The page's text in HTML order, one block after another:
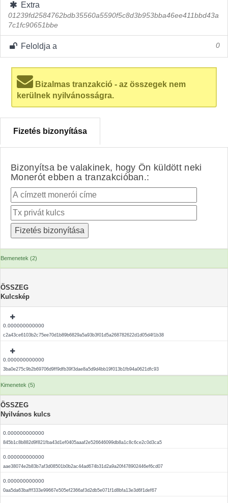
Extra
01239fd2584762bdb35560a5590f5c8d3b953bba46ee411bbd43a
7c1fc90651bbe
Feloldja a 0
Bizalmas tranzakció - az összegek nem
kerülnek nyilvánosságra.
Fizetés bizonyítása
Bizonyítsa be valakinek, hogy Ön küldött neki
Monerót ebben a tranzakcióban.:
Bemenetek (2)
ÖSSZEG
Kulcskép
0.000000000000
c2a43ce6103b2c75ee70d1b89b6829a5a93b3f01d5a268782622d1d05d4f1b38
0.000000000000
3ba0e275c9b2b69706d9ff9dfb39f3dae8a5d9d4bb19f013b1fb94a0621dfc93
Kimenetek (5)
ÖSSZEG
Nyilvános kulcs
0.000000000000
845b1c8b882d9f821fba43d1ef0405aaaf2e526646099db8a1c8c6ce2c0d3ca5
0.000000000000
aae38074e2b83b7af3d08501b0b2ac44ad674b31d2a9a20f478902446ef6cd07
0.000000000000
0aa5da63bafff333e99667e505ef2366af3d2db5e071f1d8bfa13e3d6f1def67